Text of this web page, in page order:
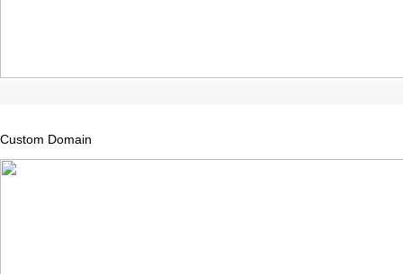
Custom Domain